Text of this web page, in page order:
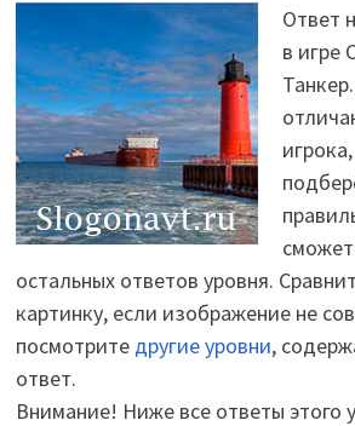
Ответ
в игре
остальных ответов уровня.
картинку, если изображение не
посмотрите другие уровни,
ответ.
Внимание! Ниже все ответы этого